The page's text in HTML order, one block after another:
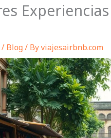
/ Blog/ Byviajesairbnb.com